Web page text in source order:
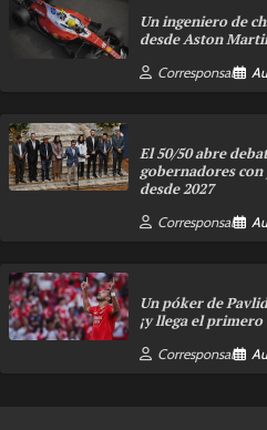
Un ingeniero de
desde Aston
Corresponsal
El 50/50 abre
gobernadores
desde 2027
Corresponsal
Un póker de
¡y llega el
Corresponsal